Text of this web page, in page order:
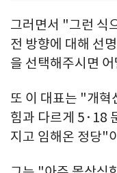
그러면서 "그런 식
전 방향에 대해 선
을 선택해주시면
또 이 대표는 "개혁
힘과 다르게 5·18
지고 임해온 정당"